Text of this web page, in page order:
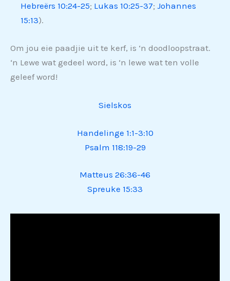
Hebreërs 10:24-25; Lukas 10:25-37; Johannes
15:13).
Om jou eie paadjie uit te kerf, is ‘n doodloopstraat.
‘n Lewe wat gedeel word, is ‘n lewe wat ten volle
geleef word!
Sielskos
Handelinge 1:1-3:10
Psalm 118:19-29
Matteus 26:36-46
Spreuke 15:33